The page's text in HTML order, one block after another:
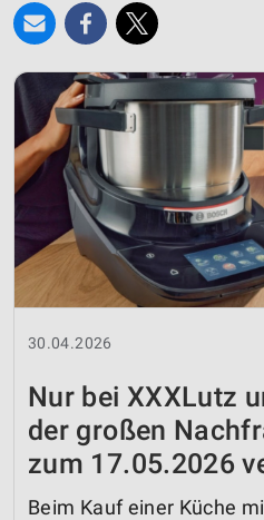
30.04.2026
Nur bei XXXLutz
der großen
zum 17.05.2026
Beim Kauf einer Küche